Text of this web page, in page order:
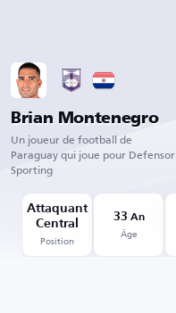
Brian Montenegro
Un joueur de football de
Paraguay qui joue pour Defensor
Sporting
Attaquant
Central
Position
33 An
Âge